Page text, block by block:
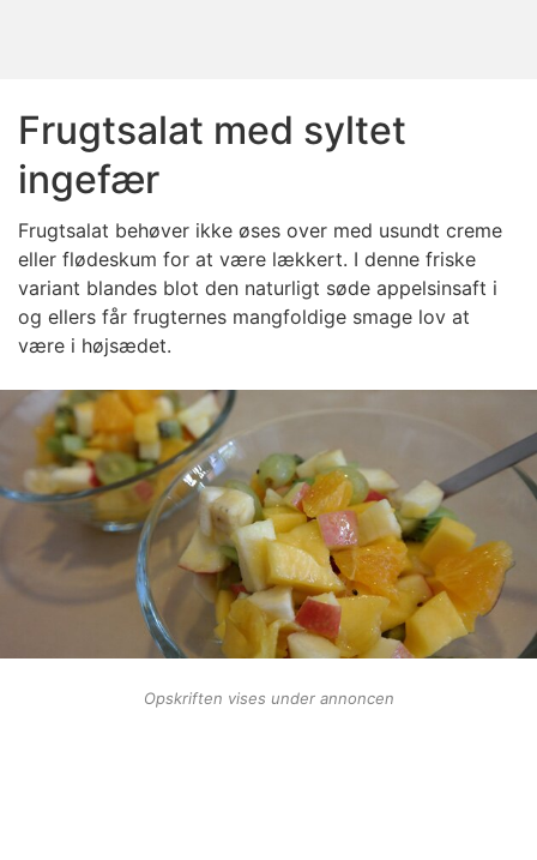
Frugtsalat med syltet
ingefær
Frugtsalat behøver ikke øses over med usundt creme
eller flødeskum for at være lækkert. I denne friske
variant blandes blot den naturligt søde appelsinsaft i
og ellers får frugternes mangfoldige smage lov at
være i højsædet.
Opskriften vises under annoncen